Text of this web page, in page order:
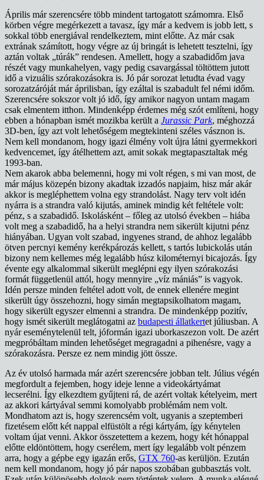
Április már szerencsére több mindent tartogatott számomra. Első
körben végre megérkezett a tavasz, így már a kedvem is jobb lett, s
sokkal több energiával rendelkeztem, mint előtte. Az már csak
extrának számított, hogy végre az új bringát is lehetett tesztelni, így
aztán voltak „túrák” rendesen. Amellett, hogy a szabadidőm java
részét vagy munkahelyen, vagy pedig csavargással töltöttem jutott
idő a vizuális szórakozásokra is. Jó pár sorozat letudta évad vagy
sorozatzáróját már áprilisban, így ezáltal is szabadult fel némi időm.
Szerencsére sokszor volt jó idő, így amikor nagyon untam magam
csak elmentem itthon. Mindenképp érdemes még szót említeni, hogy
ebben a hónapban ismét mozikba került a Jurassic Park, méghozzá
3D-ben, így azt volt lehetőségem megtekinteni széles vásznon is.
Nem kell mondanom, hogy igazi élmény volt újra látni gyermekkori
kedvencemet, így átélhettem azt, amit sokak megtapasztaltak még
1993-ban.
Nem akarok abba belemenni, hogy mi volt régen, s mi van most, de
már május közepén bizony akadtak izzadós napjaim, hisz már akár
akkor is megléphettem volna egy strandolást. Nagy terv volt idén
nyárra is a strandra való kijutás, aminek mindig két feltétele volt:
pénz, s a szabadidő. Iskolásként – főleg az utolsó években – hiába
volt meg a szabadidő, ha a helyi strandra nem sikerült kijutni pénz
hiányában. Ugyan volt szabad, ingyenes strand, de ahhoz legalább
ötven percnyi kemény kerékpározás kellett, s tartós lubickolás után
bizony nem kellemes még legalább húsz kilométernyi bicajozás. Így
évente egy alkalommal sikerült meglépni egy ilyen szórakozási
formát függetlenül attól, hogy mennyire „víz mániás” is vagyok.
Idén persze minden feltétel adott volt, de ennek ellenére megint
sikerült úgy összehozni, hogy simán megtapsikolhatom magam,
hogy sikerült egyszer elmenni a strandra. De mindenképp pozitív,
hogy ismét sikerült meglátogatni az budapesti állatkertet júliusban. A
nyár eseménytelenül telt, jóformán igazi uborkaszezon volt. De azért
megpróbáltam minden lehetőséget megragadni a pihenésre, vagy a
szórakozásra. Persze ez nem mindig jött össze.
Az év utolsó harmada már azért szerencsére jobban telt. Július végén
megfordult a fejemben, hogy ideje lenne a videokártyámat
lecserélni. Így elkezdtem gyűjteni rá, de azért voltak kételyeim, mert
az akkori kártyával semmi komolyabb problémám nem volt.
Mondhatom azt is, hogy szerencsém volt, ugyanis a szeptemberi
fizetésem előtt két nappal elfüstölt a régi kártyám, így kénytelen
voltam újat venni. Akkor összetettem a kezem, hogy két hónappal
előtte eldöntöttem, hogy cserélem, mert így legalább volt pénzem
arra, hogy a gépbe egy igazán erős, GTX 760-as kerüljön. Ezután
nem kell mondanom, hogy jó pár napos szobában gubbasztás volt.